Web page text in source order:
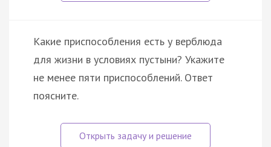
Какие приспособления есть у верблюда
для жизни в условиях пустыни? Укажите
не менее пяти приспособлений. Ответ
поясните.